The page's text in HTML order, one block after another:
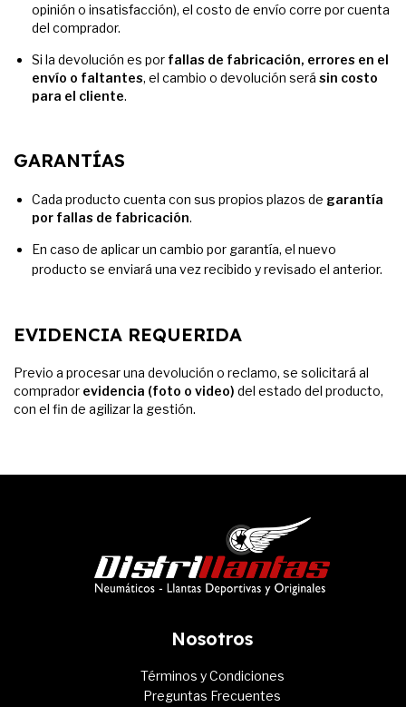
opinión o insatisfacción), el costo de envío corre por cuenta
del comprador.
Si la devolución es por fallas de fabricación, errores en el
envío o faltantes, el cambio o devolución será sin costo
para el cliente.
GARANTÍAS
Cada producto cuenta con sus propios plazos de garantía
por fallas de fabricación.
En caso de aplicar un cambio por garantía, el nuevo
producto se enviará una vez recibido y revisado el anterior.
EVIDENCIA REQUERIDA
Previo a procesar una devolución o reclamo, se solicitará al
comprador evidencia (foto o video) del estado del producto,
con el fin de agilizar la gestión.
Nosotros
Términos y Condiciones
Preguntas Frecuentes